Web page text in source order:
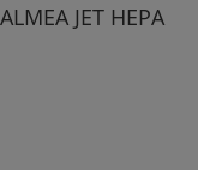
JET HEPA